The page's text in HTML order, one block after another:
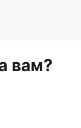
вам?